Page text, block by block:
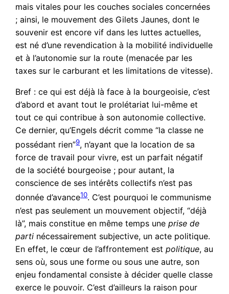
mais vitales pour les couches sociales concernées
; ainsi, le mouvement des Gilets Jaunes, dont le
souvenir est encore vif dans les luttes actuelles,
est né d’une revendication à la mobilité individuelle
et à l’autonomie sur la route (menacée par les
taxes sur le carburant et les limitations de vitesse).
Bref : ce qui est déjà là face à la bourgeoisie, c’est
d’abord et avant tout le prolétariat lui-même et
tout ce qui contribue à son autonomie collective.
Ce dernier, qu’Engels décrit comme “la classe ne
possédant rien”9, n’ayant que la location de sa
force de travail pour vivre, est un parfait négatif
de la société bourgeoise ; pour autant, la
conscience de ses intérêts collectifs n’est pas
donnée d’avance10. C’est pourquoi le communisme
n’est pas seulement un mouvement objectif, “déjà
là”, mais constitue en même temps uneprise de
parti nécessairement subjective, un acte politique.
En effet, le cœur de l’affrontement estpolitique, au
sens où, sous une forme ou sous une autre, son
enjeu fondamental consiste à décider quelle classe
exerce le pouvoir. C’est d’ailleurs la raison pour